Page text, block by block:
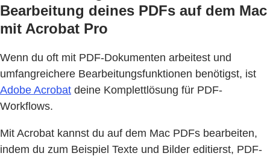
Bearbeitung deines PDFs auf dem Mac
mit Acrobat Pro
Wenn du oft mit PDF-Dokumenten arbeitest und
umfangreichere Bearbeitungsfunktionen benötigst, ist
Adobe Acrobat deine Komplettlösung für PDF-
Workflows.
Mit Acrobat kannst du auf dem Mac PDFs bearbeiten,
indem du zum Beispiel Texte und Bilder editierst, PDF-